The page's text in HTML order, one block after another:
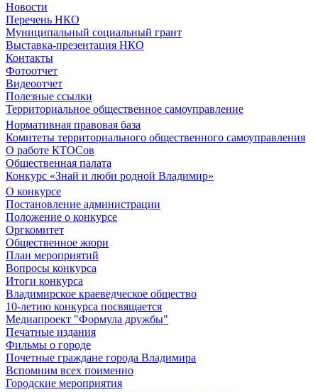
Новости
Перечень НКО
Муниципальный социальный грант
Выставка-презентация НКО
Контакты
Фотоотчет
Видеоотчет
Полезные ссылки
Территориальное общественное самоуправление
Нормативная правовая база
Комитеты территориального общественного самоуправления
О работе КТОСов
Общественная палата
Конкурс «Знай и люби родной Владимир»
О конкурсе
Постановление администрации
Положение о конкурсе
Оргкомитет
Общественное жюри
План мероприятий
Вопросы конкурса
Итоги конкурса
Владимирское краеведческое общество
10-летию конкурса посвящается
Медиапроект "Формула дружбы"
Печатные издания
Фильмы о городе
Почетные граждане города Владимира
Вспомним всех поименно
Городские мероприятия